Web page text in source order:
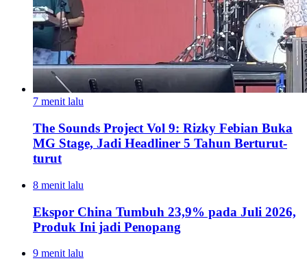
7 menit lalu
The Sounds Project Vol 9: Rizky Febian Buka
MG Stage, Jadi Headliner 5 Tahun Berturut-
turut
8 menit lalu
Ekspor China Tumbuh 23,9% pada Juli 2026,
Produk Ini jadi Penopang
9 menit lalu